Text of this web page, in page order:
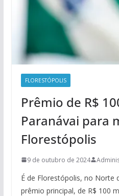
FLORESTÓPOLIS
Prêmio de R$
Paranávai para
Florestópolis
9 de outubro de 2024
É de Florestópolis, no Norte
prêmio principal, de R$ 100